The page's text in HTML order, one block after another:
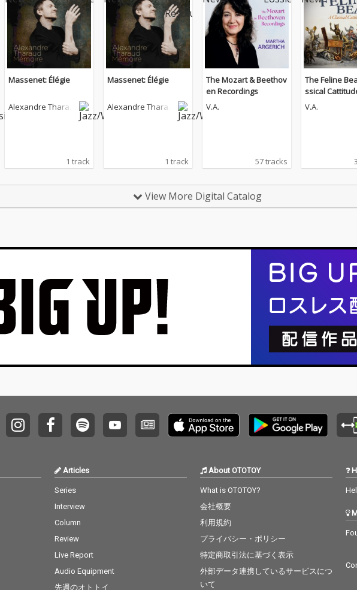
Massenet: Élégie
Alexandre Tharau
1 track
Massenet: Élégie
Alexandre Tharau
1 track
The Mozart & Beethov
en Recordings
V.A.
57 tracks
The Feline
ssical
V.A.
View More Digital Catalog
Articles
Series
Interview
Column
Review
Live Report
Audio Equipment
先週のオトトイ
About OTOTOY
What is OTOTOY?
会社概要
利用規約
プライバシー・ポリシー
特定商取引法に基づく表示
外部データ連携しているサービスにつ
いて